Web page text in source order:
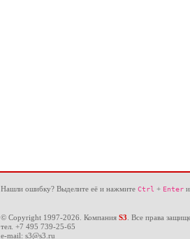
Нашли ошибку? Выделите её и нажмите Ctrl + Enter
© Copyright 1997-2026. Компания S3 . Все права
тел. +7 495 739-25-65
e-mail: s3@s3.ru